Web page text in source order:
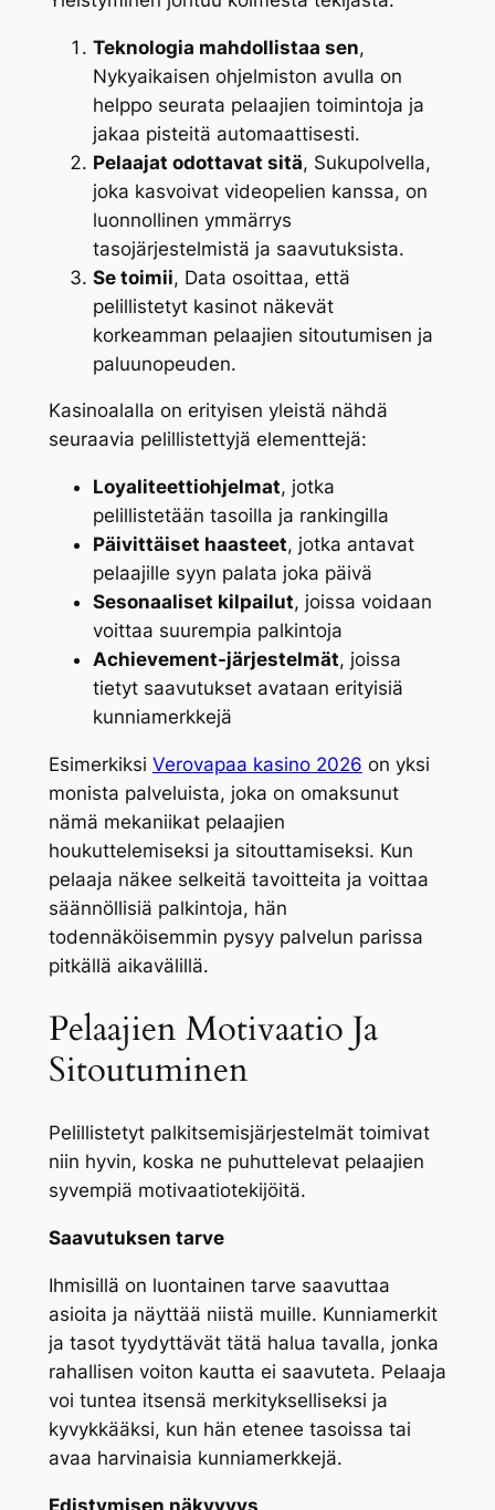
Teknologia mahdollistaa sen,
Nykyaikaisen ohjelmiston avulla on
helppo seurata pelaajien toimintoja ja
jakaa pisteitä automaattisesti.
Pelaajat odottavat sitä, Sukupolvella,
joka kasvoivat videopelien kanssa, on
luonnollinen ymmärrys
tasojärjestelmistä ja saavutuksista.
Se toimii, Data osoittaa, että
pelillistetyt kasinot näkevät
korkeamman pelaajien sitoutumisen ja
paluunopeuden.
Kasinoalalla on erityisen yleistä nähdä
seuraavia pelillistettyjä elementtejä:
Loyaliteettiohjelmat, jotka
pelillistetään tasoilla ja rankingilla
Päivittäiset haasteet, jotka antavat
pelaajille syyn palata joka päivä
Sesonaaliset kilpailut, joissa voidaan
voittaa suurempia palkintoja
Achievement-järjestelmät, joissa
tietyt saavutukset avataan erityisiä
kunniamerkkejä
Esimerkiksi Verovapaa kasino 2026 on yksi
monista palveluista, joka on omaksunut
nämä mekaniikat pelaajien
houkuttelemiseksi ja sitouttamiseksi. Kun
pelaaja näkee selkeitä tavoitteita ja voittaa
säännöllisiä palkintoja, hän
todennäköisemmin pysyy palvelun parissa
pitkällä aikavälillä.
Pelaajien Motivaatio Ja
Sitoutuminen
Pelillistetyt palkitsemisjärjestelmät toimivat
niin hyvin, koska ne puhuttelevat pelaajien
syvempiä motivaatiotekijöitä.
Saavutuksen tarve
Ihmisillä on luontainen tarve saavuttaa
asioita ja näyttää niistä muille. Kunniamerkit
ja tasot tyydyttävät tätä halua tavalla, jonka
rahallisen voiton kautta ei saavuteta. Pelaaja
voi tuntea itsensä merkitykselliseksi ja
kyvykkääksi, kun hän etenee tasoissa tai
avaa harvinaisia kunniamerkkejä.
Edistymisen näkyvyys